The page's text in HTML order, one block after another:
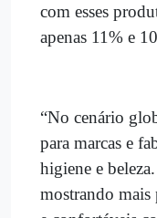
com esses
apenas 11% e
“No cenário
para marcas e
higiene e
mostrando mais